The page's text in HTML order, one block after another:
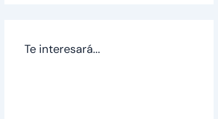
Te interesará...